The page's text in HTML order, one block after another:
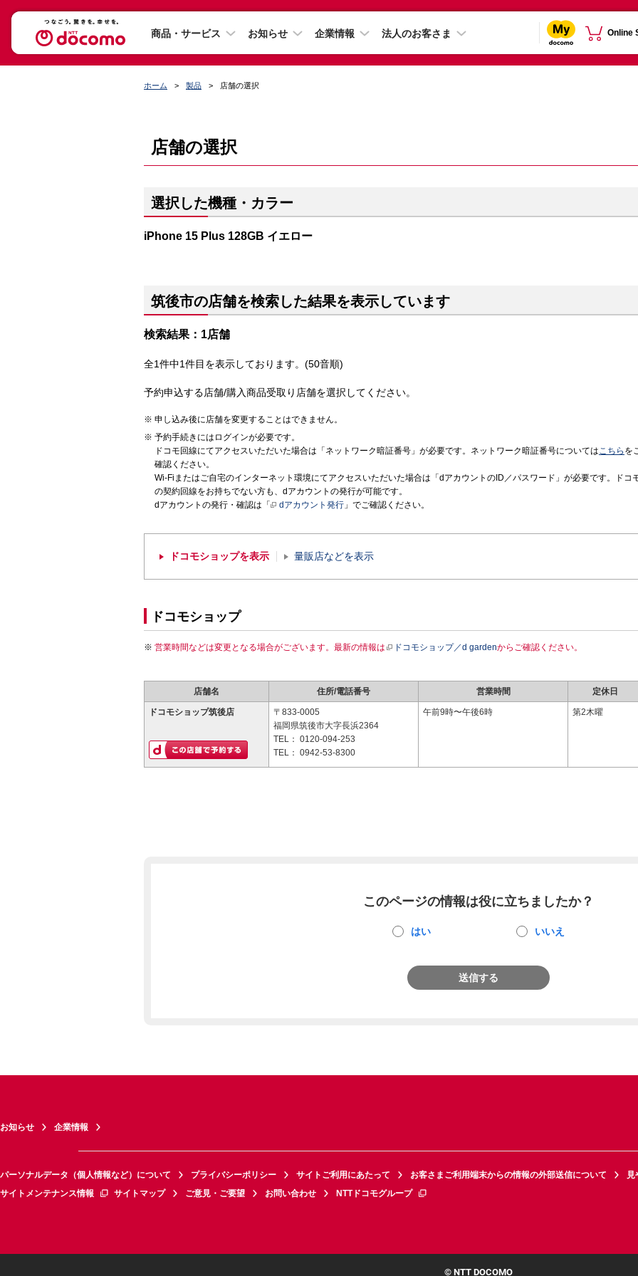
商品・サービス お知らせ 企業情報 法人のお客さま Online
ホーム 製品 店舗の選択
店舗の選択
選択した機種・カラー
iPhone 15 Plus 128GB イエロー
筑後市の店舗を検索した結果を表示しています
検索結果：1店舗
全1件中1件目を表示しております。(50音順)
予約申込する店舗/購入商品受取り店舗を選択してください。
申し込み後に店舗を変更することはできません。
予約手続きにはログインが必要です。
ドコモ回線にてアクセスいただいた場合は「ネットワーク暗証番号」が必要です。ネットワーク暗証番号についてはこちら を
確認ください。
Wi-Fiまたはご自宅のインターネット環境にてアクセスいただいた場合は「dアカウントのID／パスワード」が必要です。ドコ
の契約回線をお持ちでない方も、dアカウントの発行が可能です。
dアカウントの発行・確認は「
dアカウント発行 」でご確認ください。
ドコモショップを表示 量販店などを表示
ドコモショップ
営業時間などは変更となる場合がございます。最新の情報は ドコモショップ／d gardenからご確認ください。
店舗名 住所/電話番号 営業時間 定休日
ドコモショップ筑後店
〒833-0005
福岡県筑後市大字長浜2364
TEL： 0120-094-253
TEL： 0942-53-8300
午前9時〜午後6時 第2木曜
このページの情報は役に立ちましたか？
はい いいえ
送信する
お知らせ 企業情報
パーソナルデータ（個人情報など）について プライバシーポリシー サイトご利用にあたって お客さまご利用端末からの情報の外部送信について
見
サイトメンテナンス情報
サイトマップ ご意見・ご要望 お問い合わせ NTTドコモグループ
© NTT DOCOMO